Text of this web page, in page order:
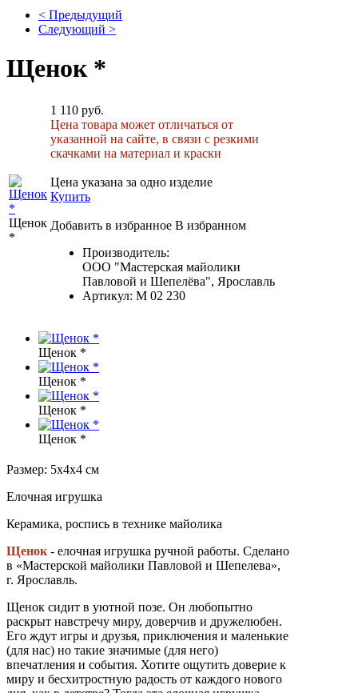
< Предыдущий
Следующий >
Щенок *
Щенок
*
1 110 руб.
Цена товара может отличаться от
указанной на сайте, в связи с резкими
скачками на материал и краски
Цена указана за одно изделие
Купить
Добавить в избранное В избранном
Производитель:
ООО "Мастерская майолики
Павловой и Шепелёва", Ярославль
Артикул: М 02 230
Щенок *
Щенок *
Щенок *
Щенок *
Размер: 5х4х4 см
Елочная игрушка
Керамика, роспись в технике майолика
Щенок - елочная игрушка ручной работы. Сделано
в «Мастерской майолики Павловой и Шепелева»,
г. Ярославль.
Щенок сидит в уютной позе. Он любопытно
раскрыт навстречу миру, доверчив и дружелюбен.
Его ждут игры и друзья, приключения и маленькие
(для нас) но такие значимые (для него)
впечатления и события. Хотите ощутить доверие к
миру и бесхитростную радость от каждого нового